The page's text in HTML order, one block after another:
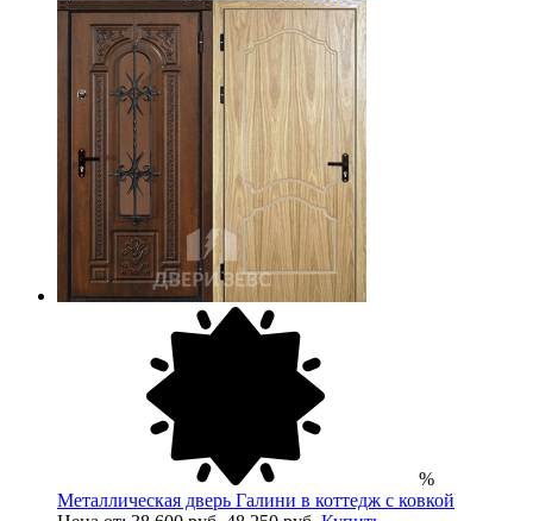
%
Металлическая дверь Галини в коттедж с ковкой